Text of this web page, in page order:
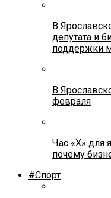
В
депутата и
поддержки
В
февраля
Час «Х» для
почему
#Спорт